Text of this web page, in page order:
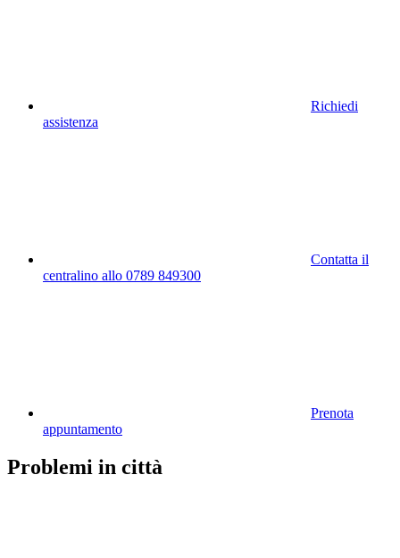
Richiedi
assistenza
Contatta il
centralino allo 0789 849300
Prenota
appuntamento
Problemi in città